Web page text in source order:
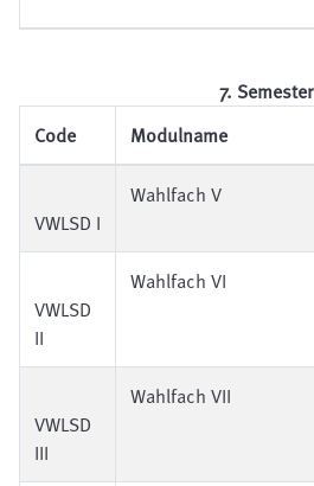
7. Semester
Code
Modulname
VWLSD I
Wahlfach V
VWLSD
II
Wahlfach VI
VWLSD
III
Wahlfach VII